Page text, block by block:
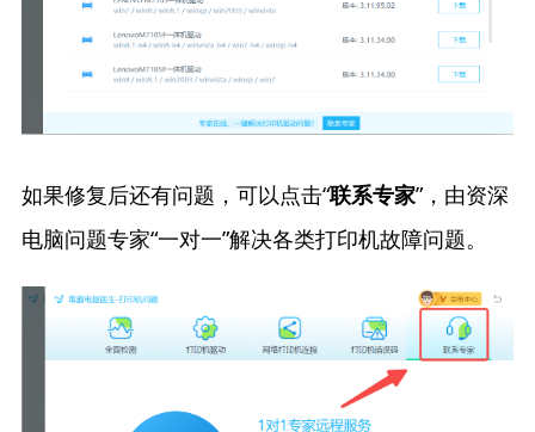
如果修复后还有问题，可以点击“联系专家”，由资深
电脑问题专家“一对一”解决各类打印机故障问题。